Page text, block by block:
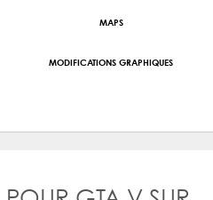
MAPS
MODIFICATIONS GRAPHIQUES